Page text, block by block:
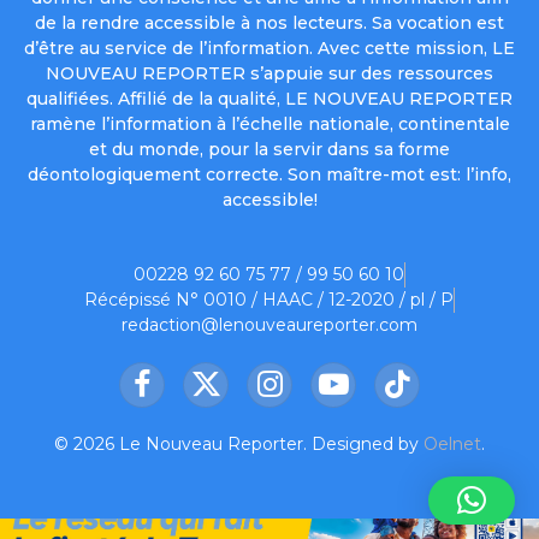
de la rendre accessible à nos lecteurs. Sa vocation est
d’être au service de l’information. Avec cette mission, LE
NOUVEAU REPORTER s’appuie sur des ressources
qualifiées. Affilié de la qualité, LE NOUVEAU REPORTER
ramène l’information à l’échelle nationale, continentale
et du monde, pour la servir dans sa forme
déontologiquement correcte. Son maître-mot est: l’info,
accessible!
00228 92 60 75 77 / 99 50 60 10
Récépissé N° 0010 / HAAC / 12-2020 / pl / P
redaction@lenouveaureporter.com
Facebook
X
InstagramYouTubeTikTok
© 2026 Le Nouveau Reporter. Designed by Oelnet.